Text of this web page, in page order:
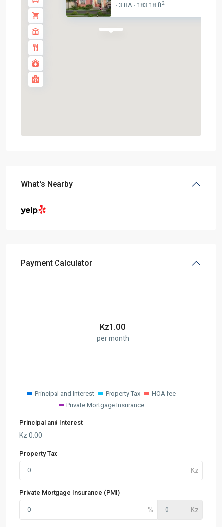
· 3 BA · 183.18 ft2
What's Nearby
Payment Calculator
Kz1.00
per month
Principal and Interest Property Tax
HOA fee
Private Mortgage Insurance
Principal and Interest
Kz 0.00
Property Tax
Private Mortgage Insurance (PMI)